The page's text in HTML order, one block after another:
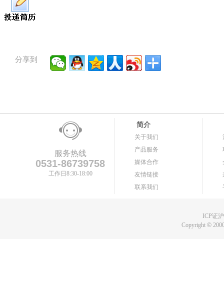
分享到
服务热线
0531-86739758
工作日8:30-18:00
简介
关于我们
产品服务
媒体合作
友情链接
联系我们
ICP证
Copyright©